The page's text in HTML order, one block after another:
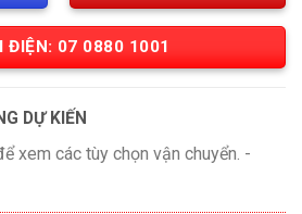
ĐIỆN: 07 0880 1001
DỰ KIẾN
xem các tùy chọn vận chuyển. -